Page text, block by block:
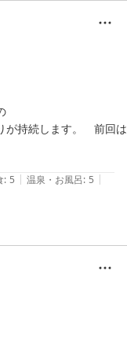
が持続します。　前回は
: 5 | 温泉・お風呂: 5 |